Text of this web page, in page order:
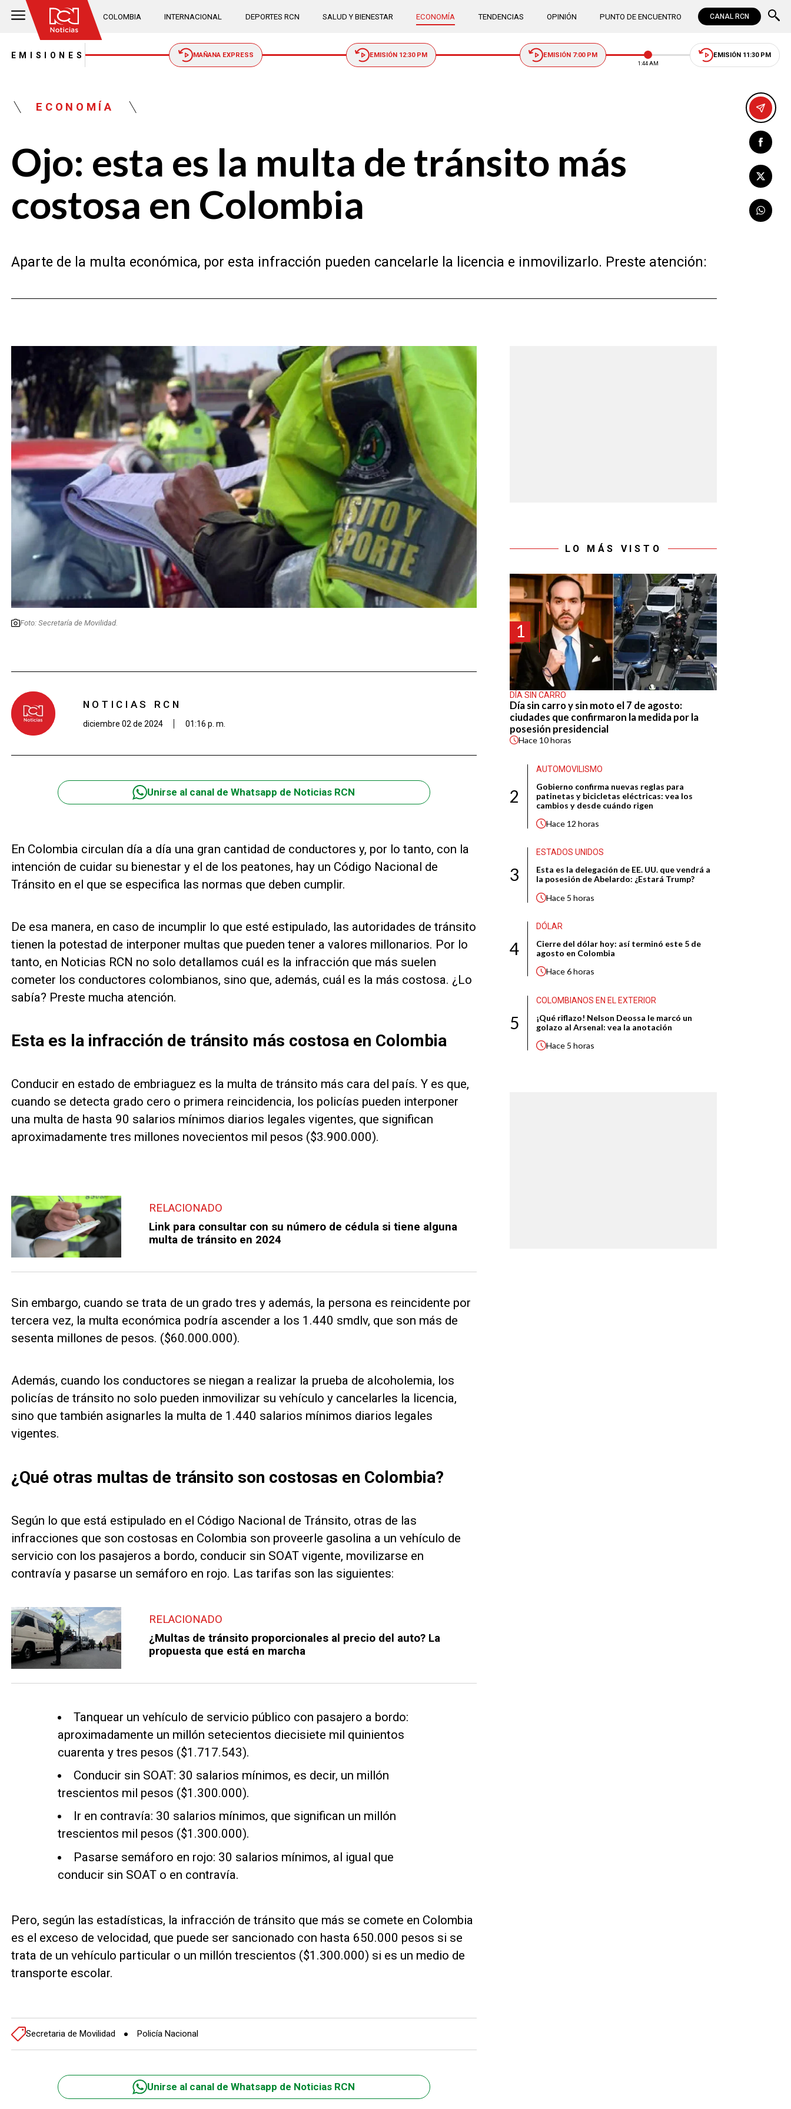
COLOMBIA INTERNACIONAL DEPORTES RCN SALUD Y BIENESTAR ECONOMÍA TENDENCIAS OPINIÓN PUNTO DE ENCUENTRO CANAL RCN
EMISIONES MAÑANA EXPRESS EMISIÓN 12:30 PM EMISIÓN 7:00 PM
1:44 AM
EMISIÓN 11:30 PM
ECONOMÍA
Ojo: esta es la multa de tránsito más
costosa en Colombia
Aparte de la multa económica, por esta infracción pueden cancelarle la licencia e inmovilizarlo. Preste atención:
Foto: Secretaría de Movilidad.
NOTICIAS RCN
diciembre 02 de 2024 01:16 p. m.
Unirse al canal de Whatsapp de Noticias RCN
En Colombia circulan día a día una gran cantidad de conductores y, por lo tanto, con la
intención de cuidar su bienestar y el de los peatones, hay un Código Nacional de
Tránsito en el que se especifica las normas que deben cumplir.
De esa manera, en caso de incumplir lo que esté estipulado, las autoridades de tránsito
tienen la potestad de interponer multas que pueden tener a valores millonarios. Por lo
tanto, en Noticias RCN no solo detallamos cuál es la infracción que más suelen
cometer los conductores colombianos, sino que, además, cuál es la más costosa. ¿Lo
sabía? Preste mucha atención.
Esta es la infracción de tránsito más costosa en Colombia
Conducir en estado de embriaguez es la multa de tránsito más cara del país. Y es que,
cuando se detecta grado cero o primera reincidencia, los policías pueden interponer
una multa de hasta 90 salarios mínimos diarios legales vigentes, que significan
aproximadamente tres millones novecientos mil pesos ($3.900.000).
RELACIONADO
Link para consultar con su número de cédula si tiene alguna
multa de tránsito en 2024
Sin embargo, cuando se trata de un grado tres y además, la persona es reincidente por
tercera vez, la multa económica podría ascender a los 1.440 smdlv, que son más de
sesenta millones de pesos. ($60.000.000).
Además, cuando los conductores se niegan a realizar la prueba de alcoholemia, los
policías de tránsito no solo pueden inmovilizar su vehículo y cancelarles la licencia,
sino que también asignarles la multa de 1.440 salarios mínimos diarios legales
vigentes.
¿Qué otras multas de tránsito son costosas en Colombia?
Según lo que está estipulado en el Código Nacional de Tránsito, otras de las
infracciones que son costosas en Colombia son proveerle gasolina a un vehículo de
servicio con los pasajeros a bordo, conducir sin SOAT vigente, movilizarse en
contravía y pasarse un semáforo en rojo. Las tarifas son las siguientes:
RELACIONADO
¿Multas de tránsito proporcionales al precio del auto? La
propuesta que está en marcha
Tanquear un vehículo de servicio público con pasajero a bordo:
aproximadamente un millón setecientos diecisiete mil quinientos
cuarenta y tres pesos ($1.717.543).
Conducir sin SOAT: 30 salarios mínimos, es decir, un millón
trescientos mil pesos ($1.300.000).
Ir en contravía: 30 salarios mínimos, que significan un millón
trescientos mil pesos ($1.300.000).
Pasarse semáforo en rojo: 30 salarios mínimos, al igual que
conducir sin SOAT o en contravía.
Pero, según las estadísticas, la infracción de tránsito que más se comete en Colombia
es el exceso de velocidad, que puede ser sancionado con hasta 650.000 pesos si se
trata de un vehículo particular o un millón trescientos ($1.300.000) si es un medio de
transporte escolar.
Secretaria de Movilidad Policía Nacional
Unirse al canal de Whatsapp de Noticias RCN
LO MÁS VISTO
1
DÍA SIN CARRO
Día sin carro y sin moto el 7 de agosto:
ciudades que confirmaron la medida por la
posesión presidencial
Hace 10 horas
2
AUTOMOVILISMO
Gobierno confirma nuevas reglas para
patinetas y bicicletas eléctricas: vea los
cambios y desde cuándo rigen
Hace 12 horas
3
ESTADOS UNIDOS
Esta es la delegación de EE. UU. que vendrá a
la posesión de Abelardo: ¿Estará Trump?
Hace 5 horas
4
DÓLAR
Cierre del dólar hoy: así terminó este 5 de
agosto en Colombia
Hace6 horas
5
COLOMBIANOS EN EL EXTERIOR
¡Qué riflazo! Nelson Deossa le marcó un
golazo al Arsenal: vea la anotación
Hace 5 horas